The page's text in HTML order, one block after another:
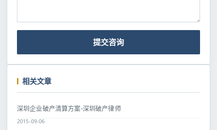
提交咨询
相关文章
深圳企业破产清算方案-深圳破产律师
2015-09-06